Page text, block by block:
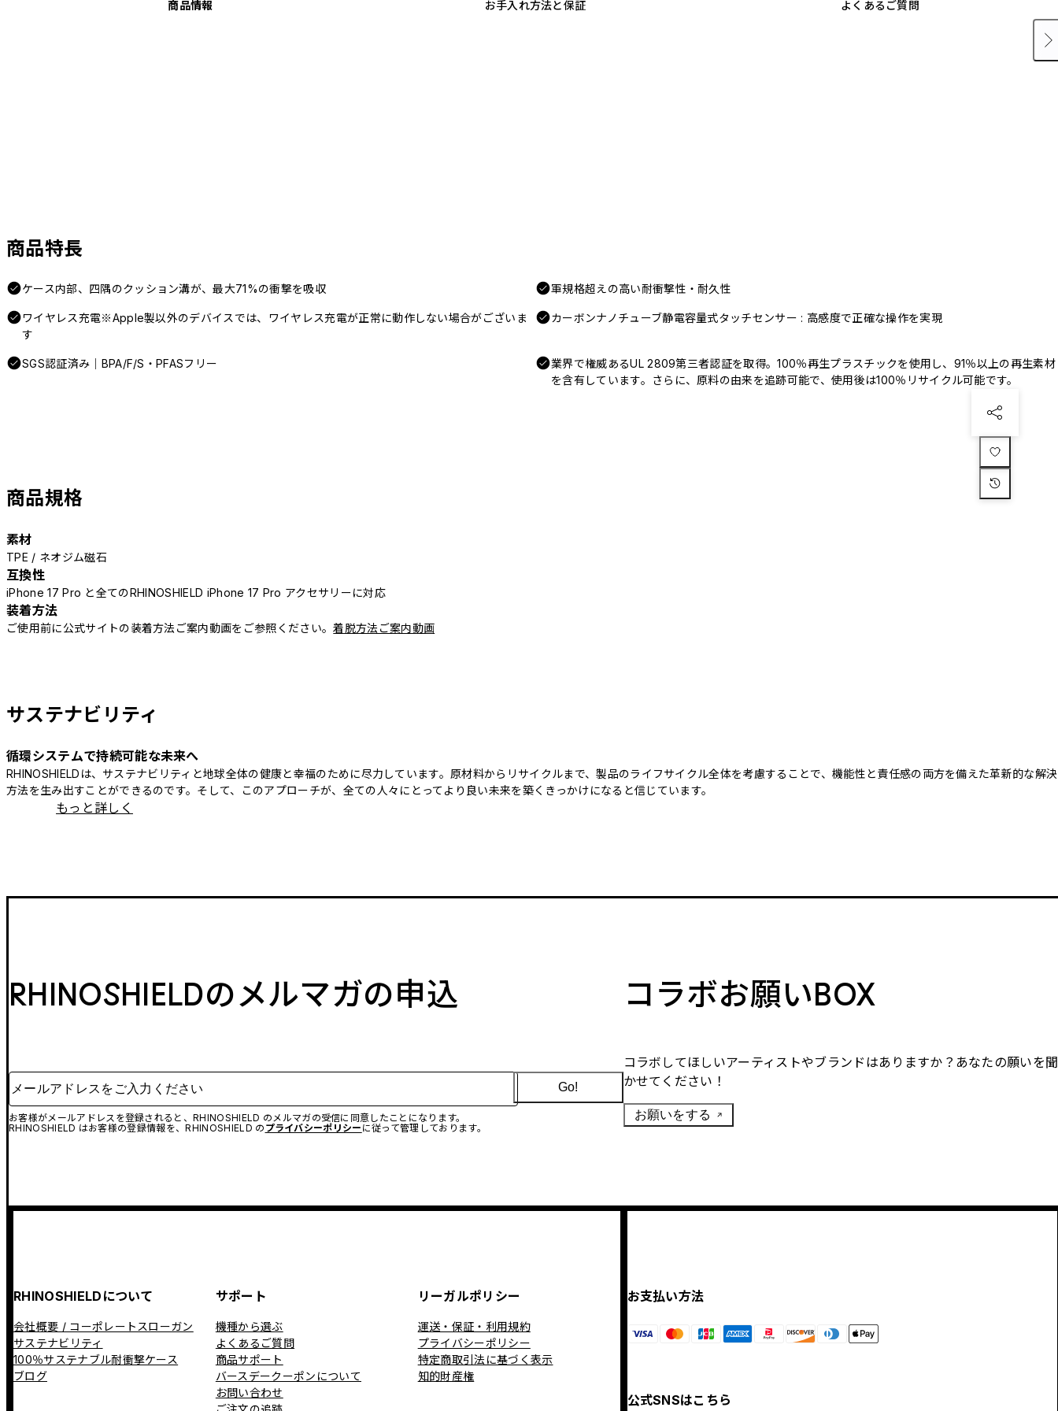
商品情報 お手入れ方法と保証 よくあるご質問
商品特長
ケース内部、四隅のクッション溝が、最大71%の衝撃を吸収 軍規格超えの高い耐衝撃性・耐久性
ワイヤレス充電※Apple製以外のデバイスでは、ワイヤレス充電が正常に動作しない場合がございま
す
カーボンナノチューブ静電容量式タッチセンサー : 高感度で正確な操作を実現
SGS認証済み｜BPA/F/S・PFASフリー
業界で権威あるUL 2809第三者認証を取得。100％再生プラスチックを使用し、91％以上の再生素材
を含有しています。さらに、原料の由来を追跡可能で、使用後は100％リサイクル可能です。
商品規格
素材
TPE / ネオジム磁石
互換性
iPhone 17 Pro と全てのRHINOSHIELD iPhone 17 Pro アクセサリーに対応
装着方法
ご使用前に公式サイトの装着方法ご案内動画をご参照ください。着脱方法ご案内動画
サステナビリティ
循環システムで持続可能な未来へ
RHINOSHIELDは、サステナビリティと地球全体の健康と幸福のために尽力しています。原材料からリサイクルまで、製品のライフサイクル全体を考慮することで、機能性と責任感の両方を備えた革新的な解決
方法を生み出すことができるのです。そして、このアプローチが、全ての人々にとってより良い未来を築くきっかけになると信じています。
もっと詳しく
RHINOSHIELDのメルマガの申込
メールアドレスをご入力ください
お客様がメールアドレスを登録されると、RHINOSHIELD のメルマガの受信に同意したことになります。
RHINOSHIELD はお客様の登録情報を、RHINOSHIELD の プライバシーポリシー に従って管理しております。
Go!
コラボお願いBOX
コラボしてほしいアーティストやブランドはありますか？あなたの願いを聞
かせてください！
お願いをする
RHINOSHIELDについて
会社概要 / コーポレートスローガン
サステナビリティ
100％サステナブル耐衝撃ケース
ブログ
サポート
機種から選ぶ
よくあるご質問
商品サポート
バースデークーポンについて
お問い合わせ
リーガルポリシー
運送・保証・利用規約
プライバシーポリシー
特定商取引法に基づく表示
知的財産権
お支払い方法
公式SNSはこちら